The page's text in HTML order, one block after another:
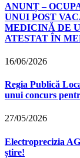
ANUNȚ –
UNUI POST
MEDICINĂ DE
ATESTAT ÎN
16/06/2026
Regia Publică
unui concurs
27/05/2026
Electroprecizia
știre!